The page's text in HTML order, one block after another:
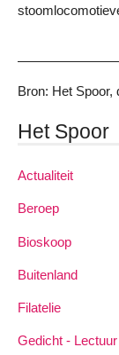
Bron: Het Spoor,
Het Spoor
Actualiteit
Beroep
Bioskoop
Buitenland
Filatelie
Gedicht -